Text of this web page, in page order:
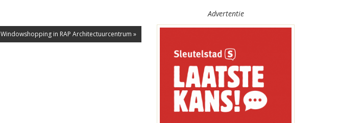
Windowshopping in RAP Architectuurcentrum »
Advertentie